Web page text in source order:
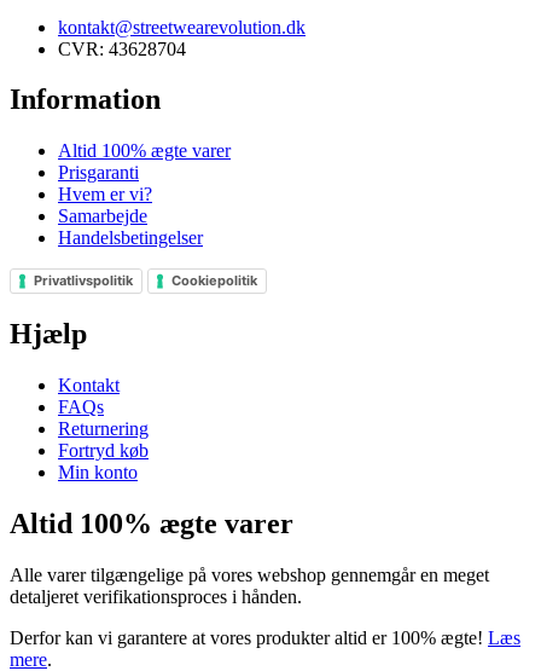
kontakt@streetwearevolution.dk
CVR: 43628704
Information
Altid 100% ægte varer
Prisgaranti
Hvem er vi?
Samarbejde
Handelsbetingelser
Privatlivspolitik Cookiepolitik
Hjælp
Kontakt
FAQs
Returnering
Fortryd køb
Min konto
Altid 100% ægte varer
Alle varer tilgængelige på vores webshop gennemgår en meget
detaljeret verifikationsproces i hånden.
Derfor kan vi garantere at vores produkter altid er 100% ægte! Læs
mere.